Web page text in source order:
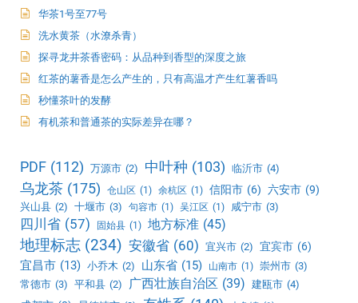
华茶1号至77号
洗水黄茶（水潦杀青）
探寻龙井茶香密码：从品种到香型的深度之旅
红茶的薯香是怎么产生的，只有高温才产生红薯香吗
秒懂茶叶的发酵
有机茶和普通茶的实际差异在哪？
PDF (112) 万源市 (2) 中叶种 (103) 临沂市 (4)
乌龙茶 (175) 仓山区 (1) 余杭区 (1) 信阳市 (6) 六安市 (9)
兴山县 (2) 十堰市 (3) 句容市 (1) 吴江区 (1) 咸宁市 (3)
四川省 (57) 固始县 (1) 地方标准 (45)
地理标志 (234) 安徽省 (60) 宜兴市 (2) 宜宾市 (6)
宜昌市 (13) 小乔木 (2) 山东省 (15) 山南市 (1) 崇州市 (3)
常德市 (3) 平和县 (2) 广西壮族自治区 (39) 建瓯市 (4)